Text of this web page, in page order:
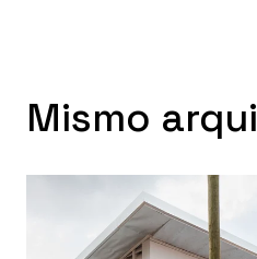
Mismo